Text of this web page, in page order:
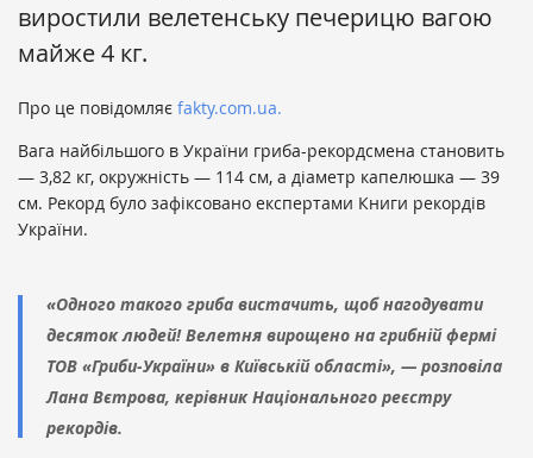
виростили велетенську печерицю вагою
майже 4 кг.
Про це повідомляє fakty.com.ua.
Вага найбільшого в України гриба-рекордсмена становить
— 3,82 кг, окружність — 114 см, а діаметр капелюшка — 39
см. Рекорд було зафіксовано експертами Книги рекордів
України.
«Одного такого гриба вистачить, щоб нагодувати
десяток людей! Велетня вирощено на грибній фермі
ТОВ «Гриби-України» в Київській області», — розповіла
Лана Вєтрова, керівник Національного реєстру
рекордів.